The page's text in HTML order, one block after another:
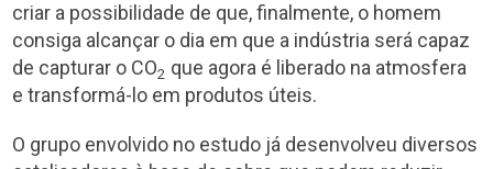
criar a possibilidade de que, finalmente, o homem
consiga alcançar o dia em que a indústria será capaz
de capturar o CO2 que agora é liberado na atmosfera
e transformá-lo em produtos úteis.
O grupo envolvido no estudo já desenvolveu diversos